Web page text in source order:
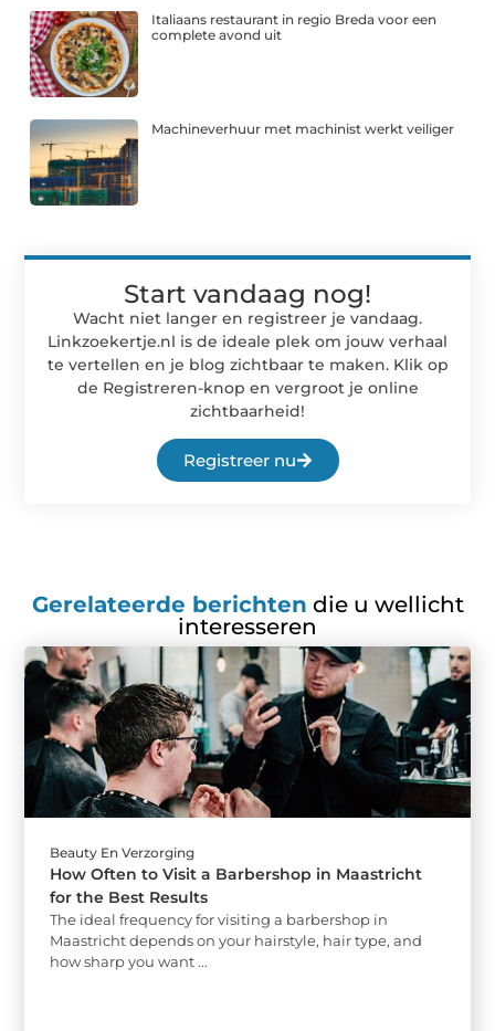
Italiaans restaurant in regio Breda voor een
complete avond uit
Machineverhuur met machinist werkt veiliger
Start vandaag nog!
Wacht niet langer en registreer je vandaag.
Linkzoekertje.nl is de ideale plek om jouw verhaal
te vertellen en je blog zichtbaar te maken. Klik op
de Registreren-knop en vergroot je online
zichtbaarheid!
Registreer nu
Gerelateerde berichten die u wellicht
interesseren
Beauty En Verzorging
How Often to Visit a Barbershop in Maastricht
for the Best Results
The ideal frequency for visiting a barbershop in
Maastricht depends on your hairstyle, hair type, and
how sharp you want ...